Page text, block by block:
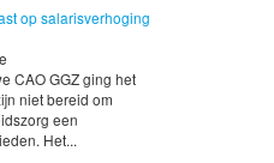
op salarisverhoging
CAO GGZ ging het
niet bereid om
een
Het...